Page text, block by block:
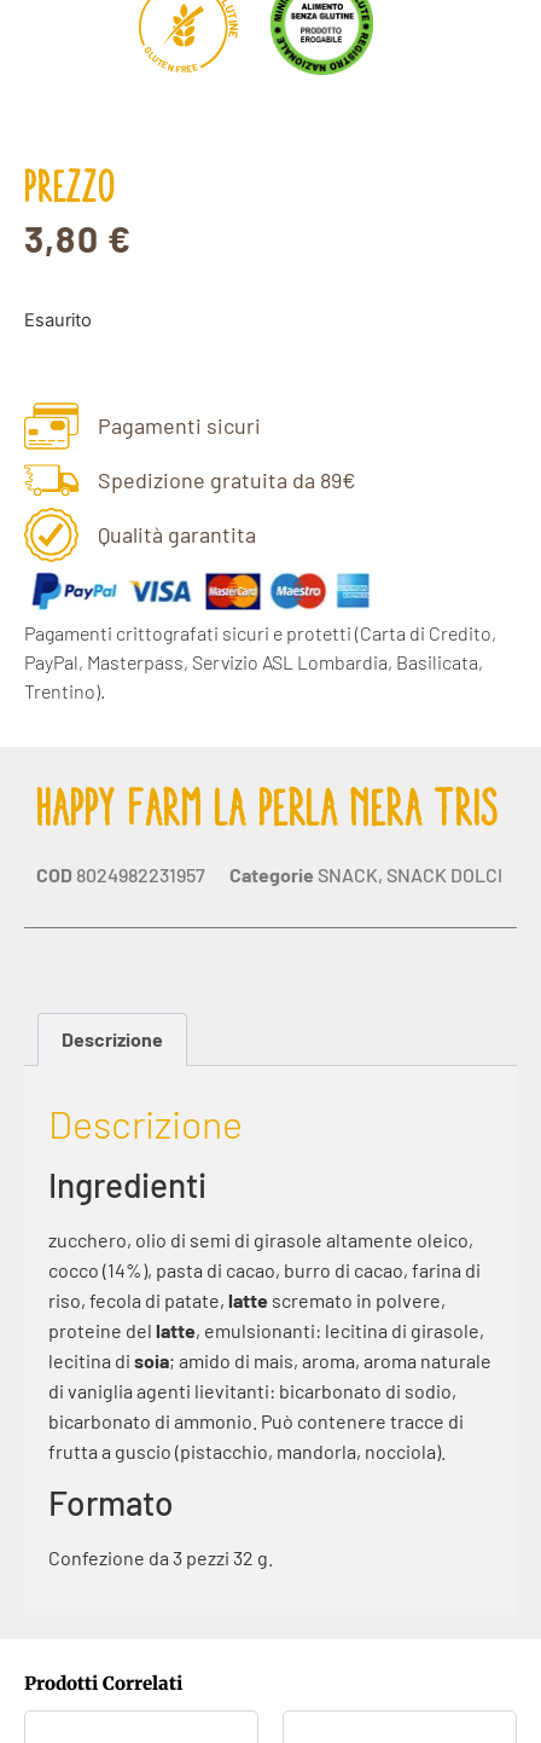
U
T
I
N
E
G
L
UTENFREE
PREZZO
3,80 €
Esaurito
Pagamenti sicuri
Spedizione gratuita da 89€
Qualità garantita
Pagamenti crittografati sicuri e protetti (Carta di Credito,
PayPal, Masterpass, Servizio ASL Lombardia, Basilicata,
Trentino).
HAPPY FARM LA PERLA NERA TRIS
COD 8024982231957 Categorie SNACK, SNACK DOLCI
Descrizione
Descrizione
Ingredienti
zucchero, olio di semi di girasole altamente oleico,
cocco (14%), pasta di cacao, burro di cacao, farina di
riso, fecola di patate, latte scremato in polvere,
proteine del latte, emulsionanti: lecitina di girasole,
lecitina di soia; amido di mais, aroma, aroma naturale
di vaniglia agenti lievitanti: bicarbonato di sodio,
bicarbonato di ammonio. Può contenere tracce di
frutta a guscio (pistacchio, mandorla, nocciola).
Formato
Confezione da 3 pezzi 32 g.
Prodotti Correlati